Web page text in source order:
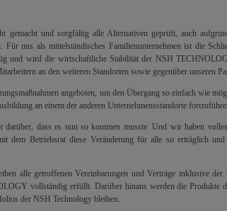
gemacht und sorgfältig alle Alternativen geprüft, auch
uns als mittelständisches Familienunternehmen ist die
und wird die wirtschaftliche Stabilität der NSH
an den weiteren Standorten sowie gegenüber unseren
angeboten, um den Übergang so einfach wie
an einem der anderen Unternehmensstandorte
dass es nun so kommen musste. Und wir haben
dem Betriebsrat diese Veränderung für alle so erträglich
alle getroffenen Vereinbarungen und Verträge inklusive der
vollständig erfüllt. Darüber hinaus werden die Produkte
der NSH Technology bleiben.